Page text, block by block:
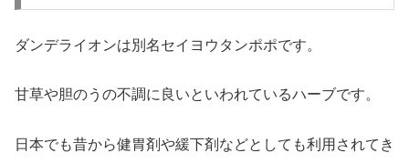
ダンデライオンは別名セイヨウタンポポです。
甘草や胆のうの不調に良いといわれているハーブです。
日本でも昔から健胃剤や緩下剤などとしても利用されてき